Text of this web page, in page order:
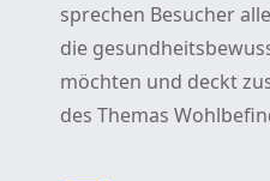
sprechen Besucher
die
möchten und deckt
des Themas